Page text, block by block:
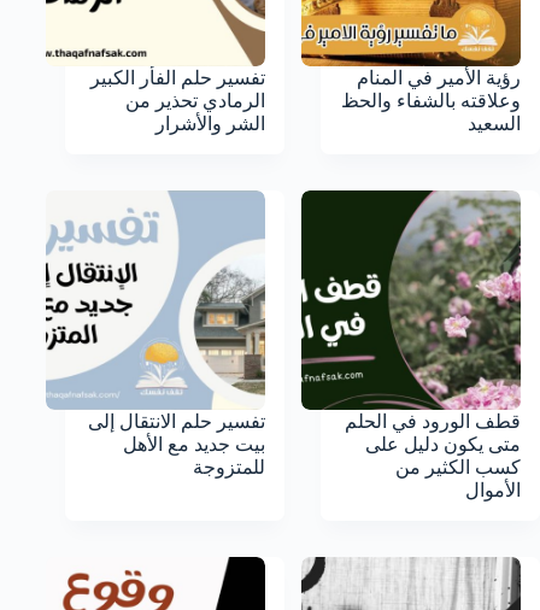
رؤية الأمير في المنام
وعلاقته بالشفاء والحظ
السعيد
تفسير حلم الفأر الكبير
الرمادي تحذير من
الشر والأشرار
قطف الورود في الحلم
متى يكون دليل على
كسب الكثير من
الأموال
تفسير حلم الانتقال إلى
بيت جديد مع الأهل
للمتزوجة